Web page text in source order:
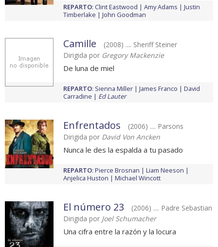
REPARTO: Clint Eastwood Amy Adams
Justin
Timberlake
John Goodman
Camille
(2008) .... Sheriff Steiner
Dirigida por Gregory Mackenzie
De luna de miel
REPARTO: Sienna Miller James Franco
David
Carradine
Ed Lauter
Enfrentados
(2006) .... Parsons
Dirigida por David Von Ancken
Nunca le des la espalda a tu pasado
REPARTO: Pierce Brosnan
Liam Neeson
Anjelica Huston
Michael Wincott
El número 23
(2006) .... Padre Sebastian
Dirigida por Joel Schumacher
Una cifra entre la razón y la locura